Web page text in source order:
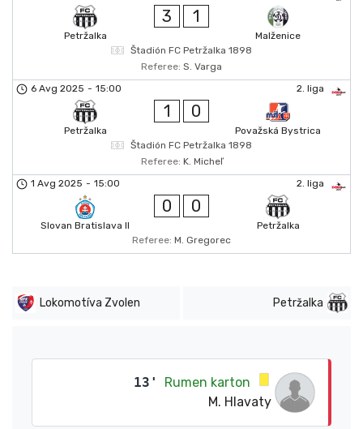
Petržalka
3 1
Malženice
Štadión FC Petržalka 1898
Referee: S. Varga
2. liga
6 Avg 2025 - 15:00
Petržalka
1 0
Považská Bystrica
Štadión FC Petržalka 1898
Referee: K. Micheľ
2. liga
1 Avg 2025 - 15:00
Slovan Bratislava II
0 0
Petržalka
Referee: M. Gregorec
Lokomotíva Zvolen Petržalka
13'
Rumen karton
M. Hlavaty